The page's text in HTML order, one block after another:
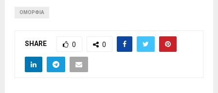
ΟΜΟΡΦΙΆ
SHARE 0 0